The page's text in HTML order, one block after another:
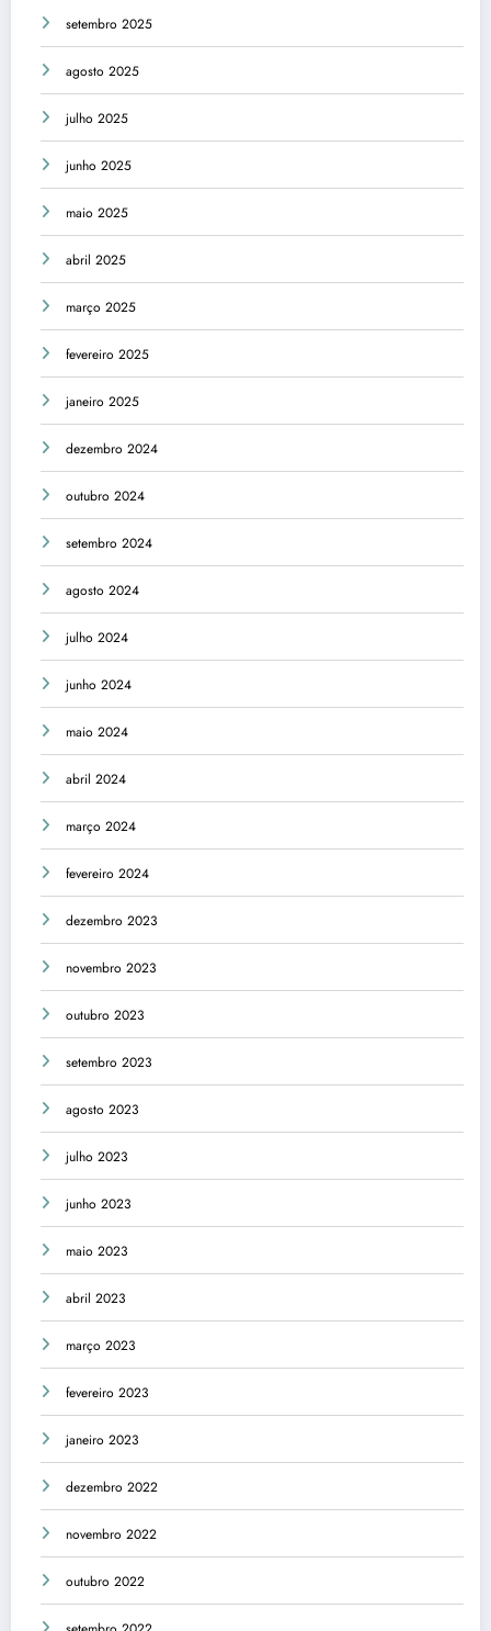
setembro 2025
agosto 2025
julho 2025
junho 2025
maio 2025
abril 2025
março 2025
fevereiro 2025
janeiro 2025
dezembro 2024
outubro 2024
setembro 2024
agosto 2024
julho 2024
junho 2024
maio 2024
abril 2024
março 2024
fevereiro 2024
dezembro 2023
novembro 2023
outubro 2023
setembro 2023
agosto 2023
julho 2023
junho 2023
maio 2023
abril 2023
março 2023
fevereiro 2023
janeiro 2023
dezembro 2022
novembro 2022
outubro 2022